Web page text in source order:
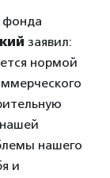
фонда
заявил:
нормой
нашего
и